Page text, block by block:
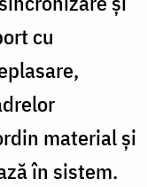
cu
material și
în sistem.